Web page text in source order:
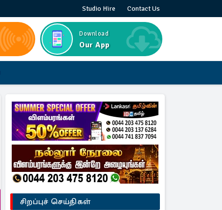
Studio Hire Contact Us
Download
Our App
சிறப்புச் செய்திகள்